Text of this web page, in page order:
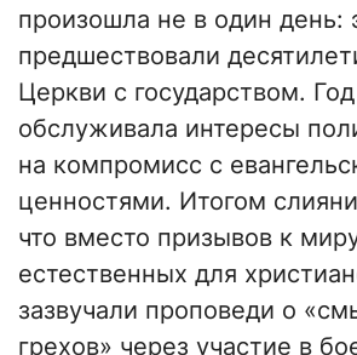
произошла не в один день:
предшествовали
Церкви с государством.
обслуживала интересы
на компромисс с
ценностями. Итогом
что вместо призывов к
естественных для
зазвучали проповеди о
грехов» через участие в